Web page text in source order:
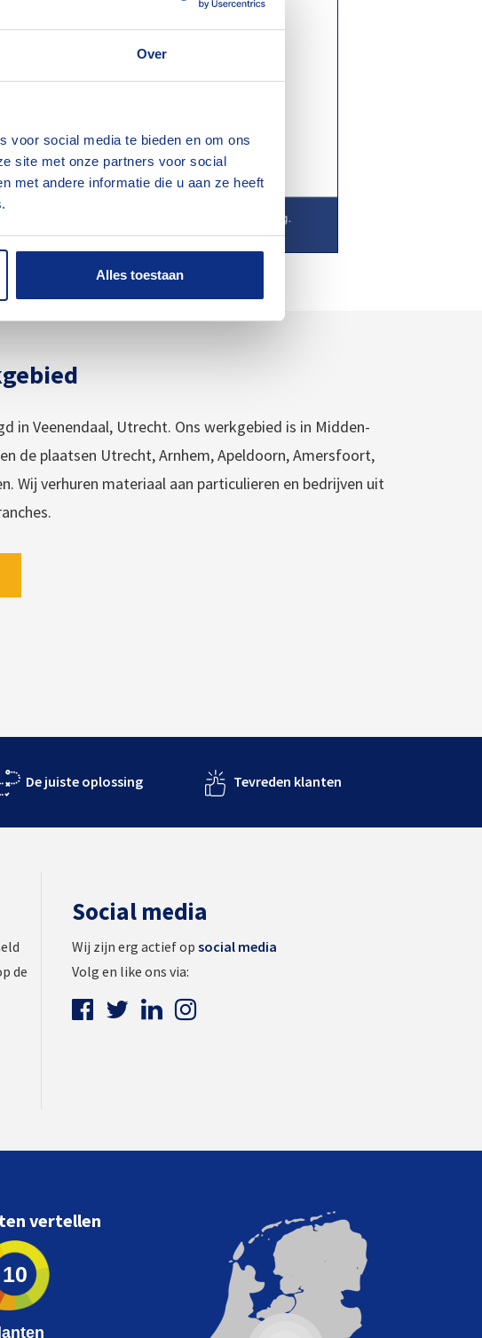
Over
voor social media te bieden en om ons
site met onze partners voor social
met andere informatie die u aan ze heeft
Alles toestaan
in Veenendaal, Utrecht. Ons werkgebied is in Midden-
de plaatsen Utrecht, Arnhem, Apeldoorn, Amersfoort,
Wij verhuren materiaal aan particulieren en bedrijven uit
De juiste oplossing Tevreden klanten
de
Social media
Wij zijn erg actief op social media
Volg en like ons via:
vertellen
10